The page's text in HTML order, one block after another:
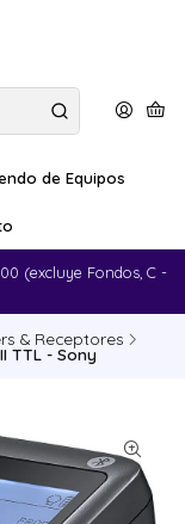
de Equipos
(excluye Fondos, C -
& Receptores
TTL - Sony